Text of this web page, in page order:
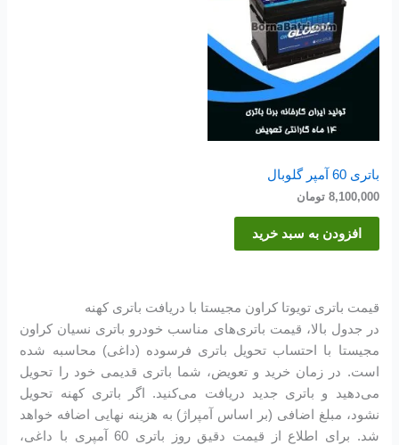
باتری 60 آمپر گلوبال
8,100,000 تومان
افزودن به سبد خرید
قیمت باتری تویوتا کراون مجیستا با دریافت باتری کهنه
در جدول بالا، قیمت باتری‌های مناسب خودرو باتری نسیان کراون
مجیستا با احتساب تحویل باتری فرسوده (داغی) محاسبه شده
است. در زمان خرید و تعویض، شما باتری قدیمی خود را تحویل
می‌دهید و باتری جدید دریافت می‌کنید. اگر باتری کهنه تحویل
نشود، مبلغ اضافی (بر اساس آمپراژ) به هزینه نهایی اضافه خواهد
شد. برای اطلاع از قیمت دقیق روز باتری 60 آمپری با داغی،